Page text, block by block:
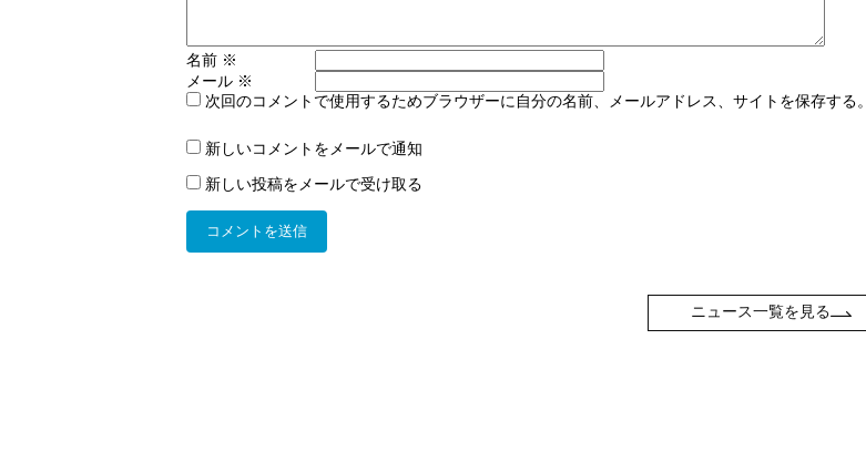
名前 ※
メール ※
次回のコメントで使用するためブラウザーに自分の名前、メールアドレス、サイトを保存する。
新しいコメントをメールで通知
新しい投稿をメールで受け取る
ニュース一覧を見る